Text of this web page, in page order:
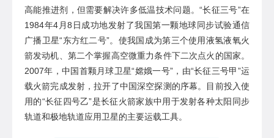
高能推进剂，但需要解决许多低温技术问题。“长征三号”在
1984年4月8日成功地发射了我国第一颗地球同步试验通信
广播卫星“东方红二号”。 使我国成为第三个使用液氢液氧火
箭发动机、第二个掌握高空微重力条件下二次点火的国家。
2007年，中国首颗月球卫星“嫦娥一号”，由“长征三号甲”运
载火箭完成发射，拉开了中国深空探测的序幕。
目前投入使
用的“长征四号乙”是长征火箭家族中用于发射各种太阳同步
轨道和极地轨道应用卫星的主要运载工具。